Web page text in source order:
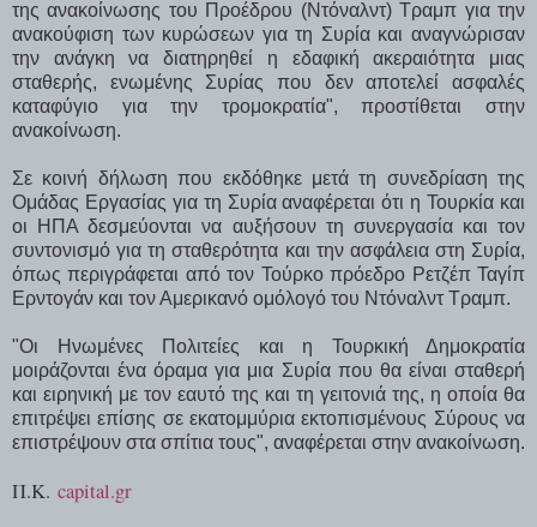
της ανακοίνωσης του Προέδρου (Ντόναλντ) Τραμπ για την
ανακούφιση των κυρώσεων για τη Συρία και αναγνώρισαν
την ανάγκη να διατηρηθεί η εδαφική ακεραιότητα μιας
σταθερής, ενωμένης Συρίας που δεν αποτελεί ασφαλές
καταφύγιο για την τρομοκρατία", προστίθεται στην
ανακοίνωση.
Σε κοινή δήλωση που εκδόθηκε μετά τη συνεδρίαση της
Ομάδας Εργασίας για τη Συρία αναφέρεται ότι η Τουρκία και
οι ΗΠΑ δεσμεύονται να αυξήσουν τη συνεργασία και τον
συντονισμό για τη σταθερότητα και την ασφάλεια στη Συρία,
όπως περιγράφεται από τον Τούρκο πρόεδρο Ρετζέπ Ταγίπ
Ερντογάν και τον Αμερικανό ομόλογό του Ντόναλντ Τραμπ.
"Οι Ηνωμένες Πολιτείες και η Τουρκική Δημοκρατία
μοιράζονται ένα όραμα για μια Συρία που θα είναι σταθερή
και ειρηνική με τον εαυτό της και τη γειτονιά της, η οποία θα
επιτρέψει επίσης σε εκατομμύρια εκτοπισμένους Σύρους να
επιστρέψουν στα σπίτια τους", αναφέρεται στην ανακοίνωση.
Π.Κ. capital.gr